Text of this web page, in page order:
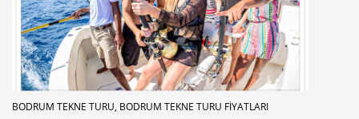
BODRUM TEKNE TURU, BODRUM TEKNE TURU FIYATLARI